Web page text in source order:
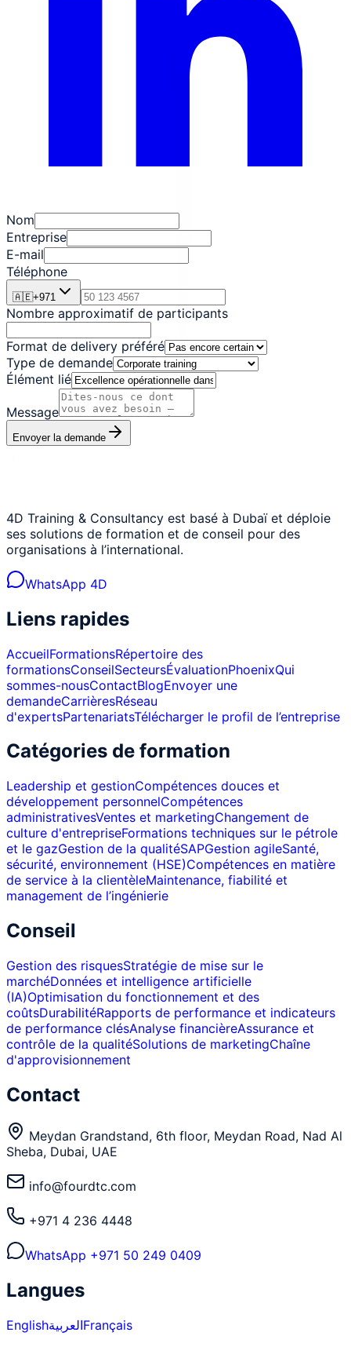
Nom
Entreprise
E-mail
Téléphone
🇦🇪+971
Nombre approximatif de participants
Format de delivery préféré
Type de demande
Élément lié
Message
Envoyer la demande
4D Training & Consultancy est basé à Dubaï et déploie
ses solutions de formation et de conseil pour des
organisations à l’international.
WhatsApp 4D
Liens rapides
AccueilFormationsRépertoire des
formationsConseilSecteursÉvaluationPhoenixQui
sommes-nousContactBlogEnvoyer une
demandeCarrièresRéseau
d'expertsPartenariatsTélécharger le profil de l’entreprise
Catégories de formation
Leadership et gestionCompétences douces et
développement personnelCompétences
administrativesVentes et marketingChangement de
culture d'entrepriseFormations techniques sur le pétrole
et le gazGestion de la qualitéSAPGestion agileSanté,
sécurité, environnement (HSE)Compétences en matière
de service à la clientèleMaintenance, fiabilité et
management de l’ingénierie
Conseil
Gestion des risquesStratégie de mise sur le
marchéDonnées et intelligence artificielle
(IA)Optimisation du fonctionnement et des
coûtsDurabilitéRapports de performance et indicateurs
de performance clésAnalyse financièreAssurance et
contrôle de la qualitéSolutions de marketingChaîne
d'approvisionnement
Contact
Meydan Grandstand, 6th floor, Meydan Road, Nad Al
Sheba, Dubai, UAE
info@fourdtc.com
+971 4 236 4448
WhatsApp +971 50 249 0409
Langues
EnglishالعربيةFrançais